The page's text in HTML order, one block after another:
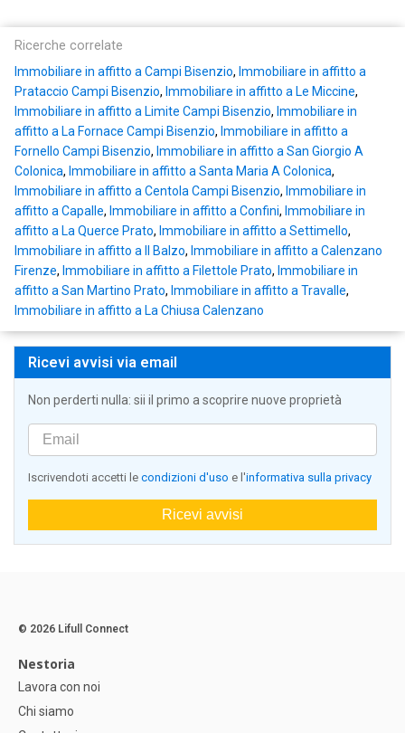
Ricerche correlate
Immobiliare in affitto a Campi Bisenzio, Immobiliare in affitto a
Prataccio Campi Bisenzio, Immobiliare in affitto a Le Miccine,
Immobiliare in affitto a Limite Campi Bisenzio, Immobiliare in
affitto a La Fornace Campi Bisenzio, Immobiliare in affitto a
Fornello Campi Bisenzio, Immobiliare in affitto a San Giorgio A
Colonica, Immobiliare in affitto a Santa Maria A Colonica,
Immobiliare in affitto a Centola Campi Bisenzio, Immobiliare in
affitto a Capalle, Immobiliare in affitto a Confini, Immobiliare in
affitto a La Querce Prato, Immobiliare in affitto a Settimello,
Immobiliare in affitto a Il Balzo, Immobiliare in affitto a Calenzano
Firenze, Immobiliare in affitto a Filettole Prato, Immobiliare in
affitto a San Martino Prato, Immobiliare in affitto a Travalle,
Immobiliare in affitto a La Chiusa Calenzano
Ricevi avvisi via email
Non perderti nulla: sii il primo a scoprire nuove proprietà
Iscrivendoti accetti le condizioni d'uso e l'informativa sulla privacy
Ricevi avvisi
© 2026 Lifull Connect
Nestoria
Lavora con noi
Chi siamo